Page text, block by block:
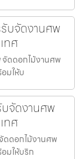
บจัดงานศพ
ทศ
จัดดอกไม้งานศพ
มให้บ
บจัดงานศพ
ทศ
ดดอกไม้งานศพ
มให้บริก